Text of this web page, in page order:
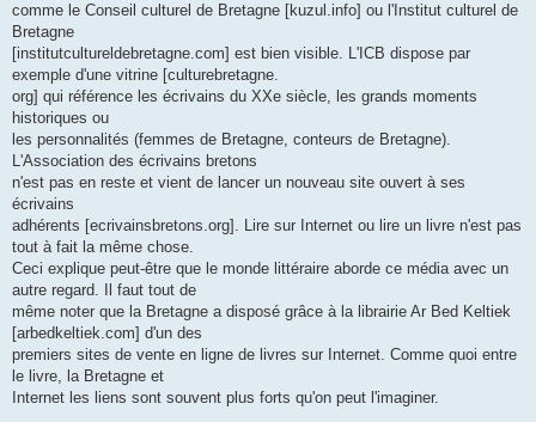
comme le Conseil culturel de Bretagne [kuzul.info] ou l'Institut culturel de
Bretagne
[institutcultureldebretagne.com] est bien visible. L'ICB dispose par
exemple d'une vitrine [culturebretagne.
org] qui référence les écrivains du XXe siècle, les grands moments
historiques ou
les personnalités (femmes de Bretagne, conteurs de Bretagne).
L'Association des écrivains bretons
n'est pas en reste et vient de lancer un nouveau site ouvert à ses
écrivains
adhérents [ecrivainsbretons.org]. Lire sur Internet ou lire un livre n'est pas
tout à fait la même chose.
Ceci explique peut-être que le monde littéraire aborde ce média avec un
autre regard. Il faut tout de
même noter que la Bretagne a disposé grâce à la librairie Ar Bed Keltiek
[arbedkeltiek.com] d'un des
premiers sites de vente en ligne de livres sur Internet. Comme quoi entre
le livre, la Bretagne et
Internet les liens sont souvent plus forts qu'on peut l'imaginer.